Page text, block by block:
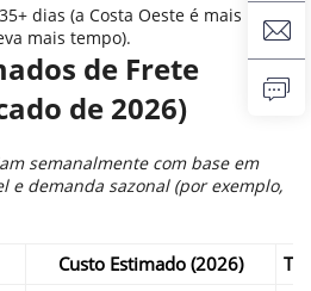
dias (a Costa Oeste é mais
mais tempo).
de Frete
de 2026)
semanalmente com base em
e demanda sazonal (por exemplo,
Custo Estimado (2026)